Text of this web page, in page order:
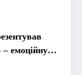
емоційну